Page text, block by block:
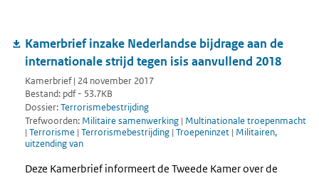
Kamerbrief inzake Nederlandse bijdrage aan de
internationale strijd tegen isis aanvullend 2018
Kamerbrief | 24 november 2017
Bestand: pdf - 53.7KB
Dossier:Terrorismebestrijding
Trefwoorden: Militaire samenwerking | Multinationale troepenmacht
| Terrorisme | Terrorismebestrijding | Troepeninzet | Militairen,
uitzending van
Deze Kamerbrief informeert de Tweede Kamer over de